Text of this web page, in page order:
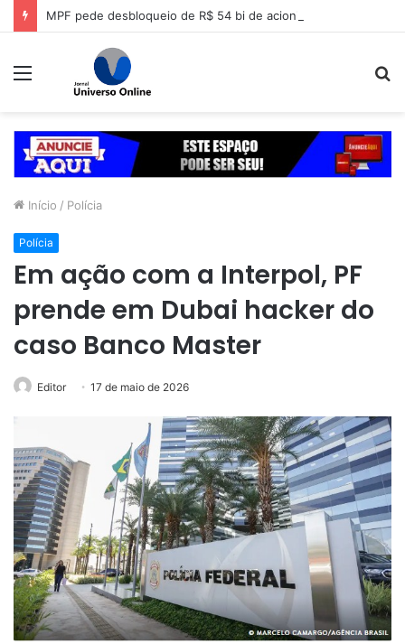
Menu
Início / Polícia
Polícia
Em ação com a Interpol, PF
prende em Dubai hacker do
caso Banco Master
Editor 17 de maio de 2026